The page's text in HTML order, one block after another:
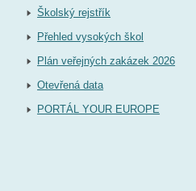
Školský rejstřík
Přehled vysokých škol
Plán veřejných zakázek 2026
Otevřená data
PORTÁL YOUR EUROPE